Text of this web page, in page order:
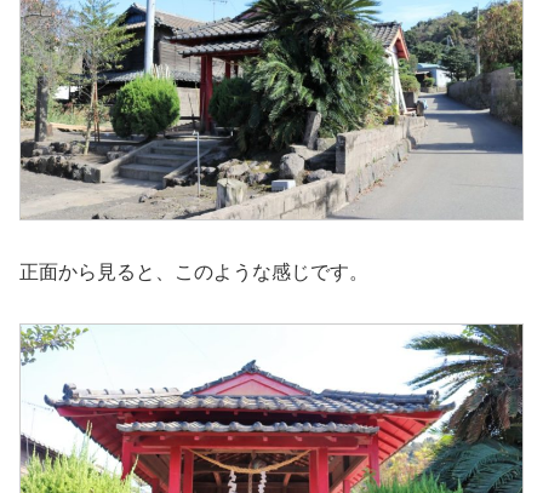
正面から見ると、このような感じです。